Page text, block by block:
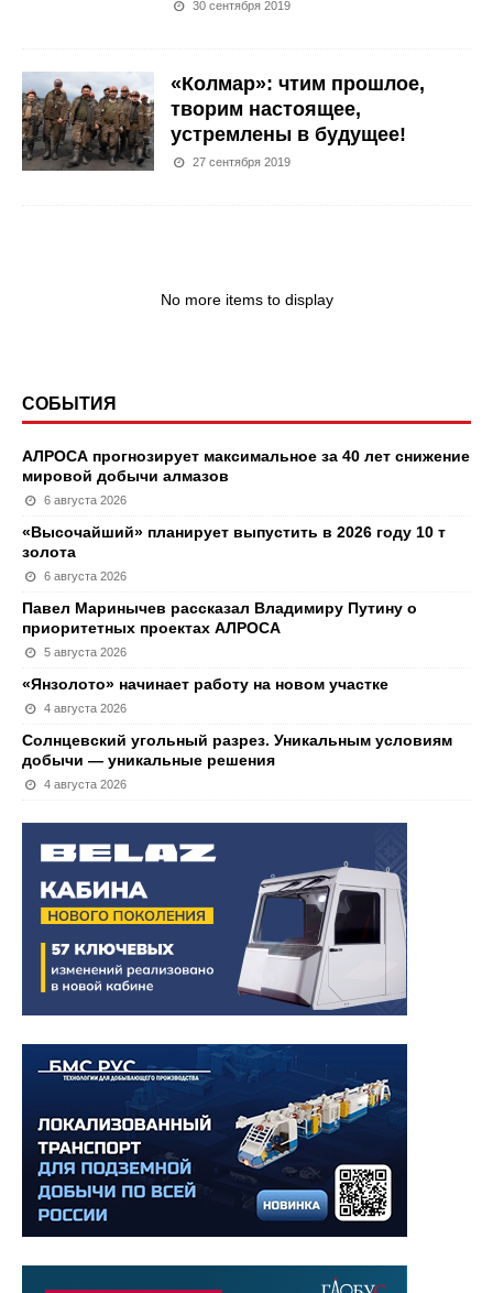
30 сентября 2019
«Колмар»: чтим прошлое,
творим настоящее,
устремлены в будущее!
27 сентября 2019
No more items to display
СОБЫТИЯ
АЛРОСА прогнозирует максимальное за 40 лет снижение
мировой добычи алмазов
6 августа 2026
«Высочайший» планирует выпустить в 2026 году 10 т
золота
6 августа 2026
Павел Маринычев рассказал Владимиру Путину о
приоритетных проектах АЛРОСА
5 августа 2026
«Янзолото» начинает работу на новом участке
4 августа 2026
Солнцевский угольный разрез. Уникальным условиям
добычи — уникальные решения
4 августа 2026